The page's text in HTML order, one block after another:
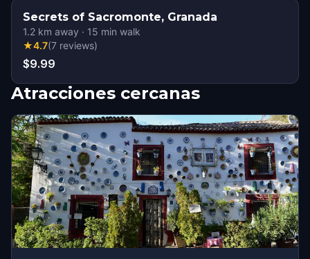
Secrets of Sacromonte, Granada
1.2 km away · 15 min walk
★4.7(7 reviews)
$9.99
Atracciones cercanas